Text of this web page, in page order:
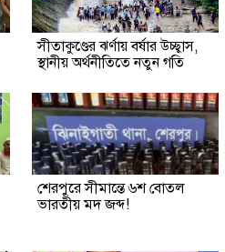
সীতাকুণ্ডের ঝর্ণায় বর্ষার উচ্ছ্বাস,
স্থানীয় অর্থনীতিতে নতুন গতি
শেরপুরে সীমান্তে ৬শ বোতল
ভারতীয় মদ জব্দ!